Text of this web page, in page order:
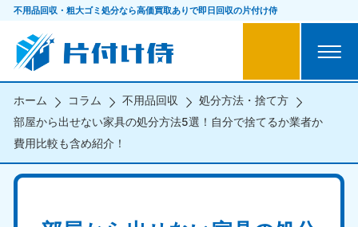
不用品回収・粗大ゴミ処分なら高価買取ありで即日回収の片付け侍
ホーム コラム 不用品回収
処分方法・捨て方
部屋から出せない家具の処分方法5選！自分で捨てるか業者か
費用比較も含め紹介！